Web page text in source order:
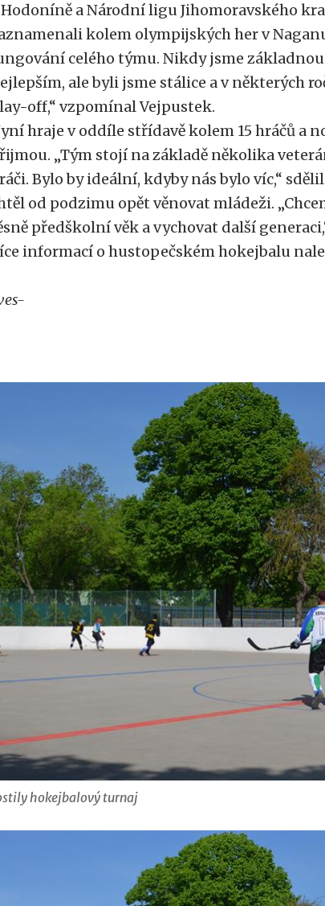
a Národní ligu Jihomoravského
kolem olympijských her v
celého týmu. Nikdy jsme
ale byli jsme stálice a v některých
off,“ vzpomínal Vejpustek.
hraje v oddíle střídavě kolem 15 hráčů a
„Tým stojí na základě několika
Bylo by ideální, kdyby nás bylo víc,“
od podzimu opět věnovat mládeži.
předškolní věk a vychovat další
informací o hustopečském hokejbalu
hokejbalový turnaj